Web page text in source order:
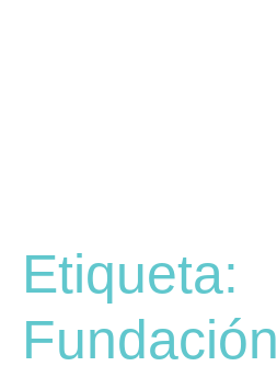
Etiqueta:
Fundación